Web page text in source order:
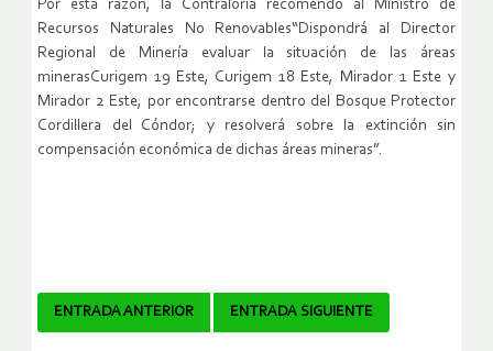
Por esta razón, la Contraloría recomendó al Ministro de
Recursos Naturales No Renovables“Dispondrá al Director
Regional de Minería evaluar la situación de las áreas
minerasCurigem 19 Este, Curigem 18 Este, Mirador 1 Este y
Mirador 2 Este, por encontrarse dentro del Bosque Protector
Cordillera del Cóndor; y resolverá sobre la extinción sin
compensación económica de dichas áreas mineras”.
Navegador
ENTRADA ANTERIOR ENTRADA SIGUIENTE